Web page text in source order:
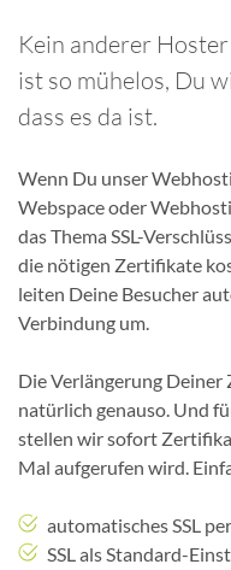
Kein anderer Hoster
ist so mühelos, Du
dass es da ist.
Wenn Du unser
Webspace oder
das Thema SSL-
die nötigen Zertifikate
leiten Deine Besucher
Verbindung um.
Die Verlängerung
natürlich genauso. Und
stellen wir sofort
Mal aufgerufen wird.
automatisches SSL
SSL als Standard-